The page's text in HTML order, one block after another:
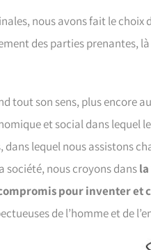
nous avons fait le choix
des parties prenantes,
tout son sens, plus encore
et social dans lequel
dans lequel nous assistons
société, nous croyons dans
pour inventer et
de l’homme et de